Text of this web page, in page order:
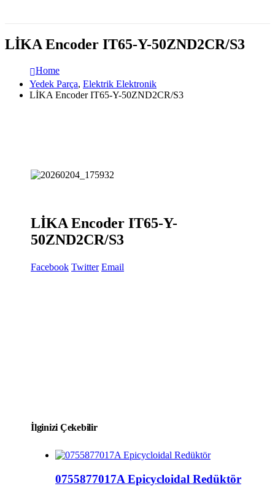
LİKA Encoder IT65-Y-50ZND2CR/S3
Home
Yedek Parça, Elektrik Elektronik
LİKA Encoder IT65-Y-50ZND2CR/S3
LİKA Encoder IT65-Y-
50ZND2CR/S3
Facebook Twitter Email
İlginizi Çekebilir
0755877017A Epicycloidal Redüktör